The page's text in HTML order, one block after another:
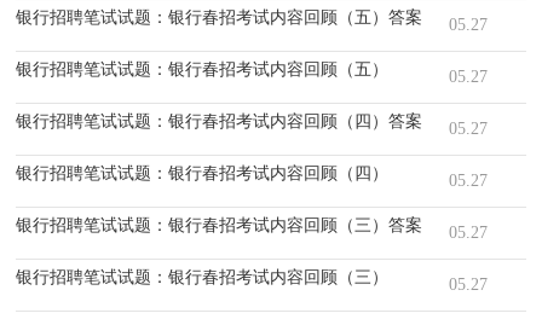
银行招聘笔试试题：银行春招考试内容回顾（五）答案 05.27
银行招聘笔试试题：银行春招考试内容回顾（五） 05.27
银行招聘笔试试题：银行春招考试内容回顾（四）答案 05.27
银行招聘笔试试题：银行春招考试内容回顾（四） 05.27
银行招聘笔试试题：银行春招考试内容回顾（三）答案 05.27
银行招聘笔试试题：银行春招考试内容回顾（三） 05.27